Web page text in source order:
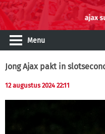
Menu
Jong Ajax pakt in
12 augustus 2024 22:11